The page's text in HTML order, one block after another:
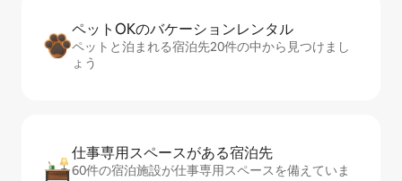
ペットOKのバ⁠ケ⁠ー⁠シ⁠ョ⁠ンレ⁠ン⁠タ⁠ル
ペットと泊まれる宿泊先20件の中から見つけまし
ょう
仕事専用ス⁠ペ⁠ー⁠スがあ⁠る宿⁠泊⁠先
60件の宿泊施設が仕事専用スペースを備えていま